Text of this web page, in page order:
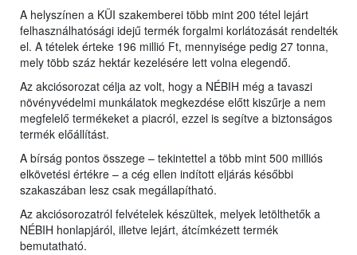
A helyszínen a KÜI szakemberei több mint 200 tétel lejárt
felhasználhatósági idejű termék forgalmi korlátozását rendelték
el. A tételek érteke 196 millió Ft, mennyisége pedig 27 tonna,
mely több száz hektár kezelésére lett volna elegendő.
Az akciósorozat célja az volt, hogy a NÉBIH még a tavaszi
növényvédelmi munkálatok megkezdése előtt kiszűrje a nem
megfelelő termékeket a piacról, ezzel is segítve a biztonságos
termék előállítást.
A bírság pontos összege – tekintettel a több mint 500 milliós
elkövetési értékre – a cég ellen indított eljárás későbbi
szakaszában lesz csak megállapítható.
Az akciósorozatról felvételek készültek, melyek letölthetők a
NÉBIH honlapjáról, illetve lejárt, átcímkézett termék
bemutatható.